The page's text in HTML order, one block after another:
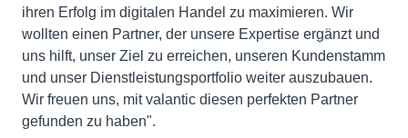
ihren Erfolg im digitalen Handel zu maximieren. Wir
wollten einen Partner, der unsere Expertise ergänzt und
uns hilft, unser Ziel zu erreichen, unseren Kundenstamm
und unser Dienstleistungsportfolio weiter auszubauen.
Wir freuen uns, mit valantic diesen perfekten Partner
gefunden zu haben".